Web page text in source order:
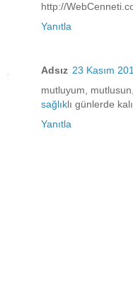
http://
Yanıtla
Adsız 23 Kasım
mutluyum,
sağlıklı günlerde
Yanıtla